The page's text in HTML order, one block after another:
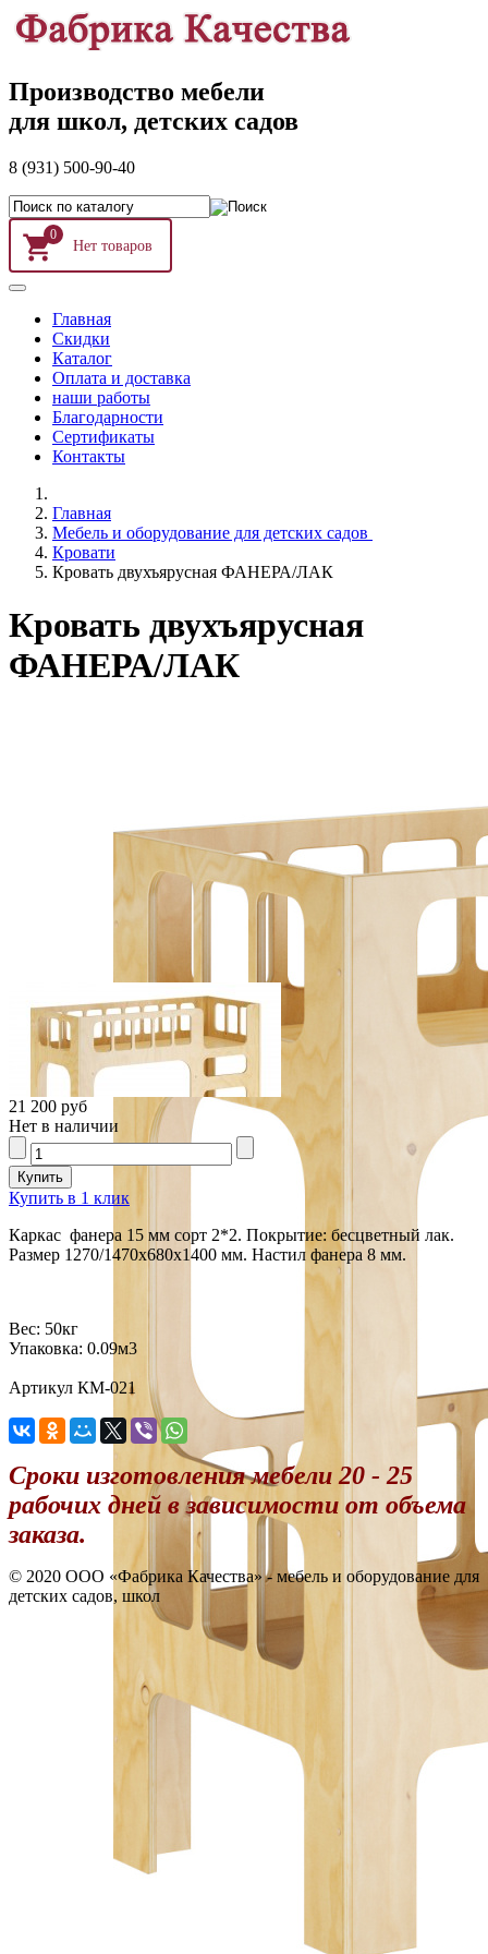
Производство мебели
для школ, детских садов
8 (931) 500-90-40
0
Главная
Скидки
Каталог
Оплата и доставка
наши работы
Благодарности
Сертификаты
Контакты
Главная
Мебель и оборудование для детских садов
Кровати
Кровать двухъярусная ФАНЕРА/ЛАК
Кровать двухъярусная
ФАНЕРА/ЛАК
21 200 руб
Нет в наличии
Купить в 1 клик
Каркас фанера 15 мм сорт 2*2. Покрытие: бесцветный лак.
Размер 1270/1470х680х1400 мм. Настил фанера 8 мм.
Вес: 50кг
Упаковка: 0.09м3
Артикул КМ-021
Сроки изготовления мебели 20 - 25
рабочих дней в зависимости от объема
заказа.
© 2020 OOO «Фабрика Качества» - мебель и оборудование для
детских садов, школ